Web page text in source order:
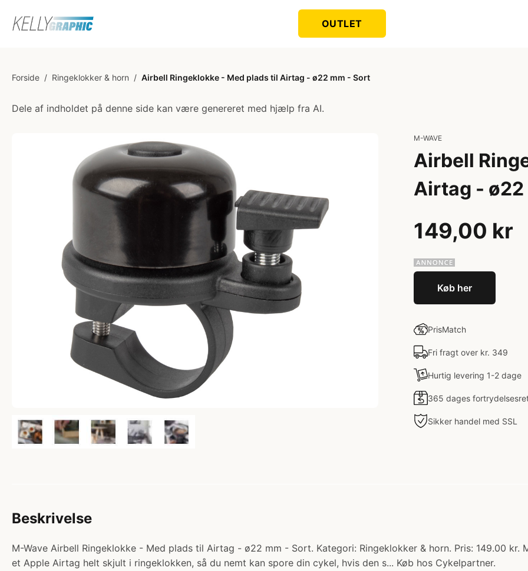
OUTLET
Forside / Ringeklokker & horn / Airbell Ringeklokke - Med plads til Airtag - ø22 mm - Sort
Dele af indholdet på denne side kan være genereret med hjælp fra AI.
M-WAVE
Airbell
Airtag -
149,00 kr
Køb her
PrisMatch
Fri fragt over kr. 349
Hurtig levering 1-2 dage
365 dages
Sikker handel med SSL
Beskrivelse
M-Wave Airbell Ringeklokke - Med plads til Airtag - ø22 mm - Sort. Kategori: Ringeklokker & horn. Pris: 149.00
et Apple Airtag helt skjult i ringeklokken, så du nemt kan spore din cykel, hvis den s... Køb hos Cykelpartner.